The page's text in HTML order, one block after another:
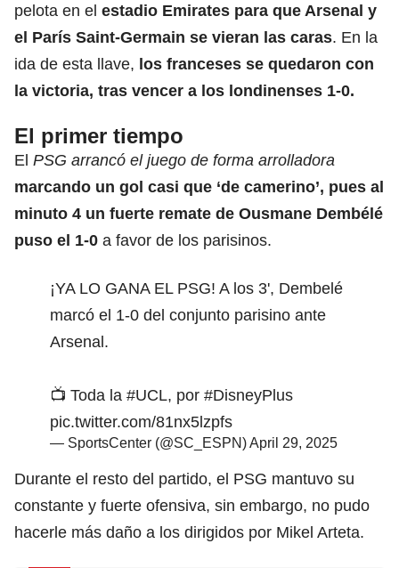
pelota en el estadio Emirates para que Arsenal y
el París Saint-Germain se vieran las caras. En la
ida de esta llave, los franceses se quedaron con
la victoria, tras vencer a los londinenses 1-0.
El primer tiempo
El PSG arrancó el juego de forma arrolladora
marcando un gol casi que ‘de camerino’, pues al
minuto 4 un fuerte remate de Ousmane Dembélé
puso el 1-0 a favor de los parisinos.
¡YA LO GANA EL PSG! A los 3', Dembelé
marcó el 1-0 del conjunto parisino ante
Arsenal.
📺 Toda la #UCL, por #DisneyPlus
pic.twitter.com/81nx5lzpfs
— SportsCenter (@SC_ESPN)April 29, 2025
Durante el resto del partido, el PSG mantuvo su
constante y fuerte ofensiva, sin embargo, no pudo
hacerle más daño a los dirigidos por Mikel Arteta.